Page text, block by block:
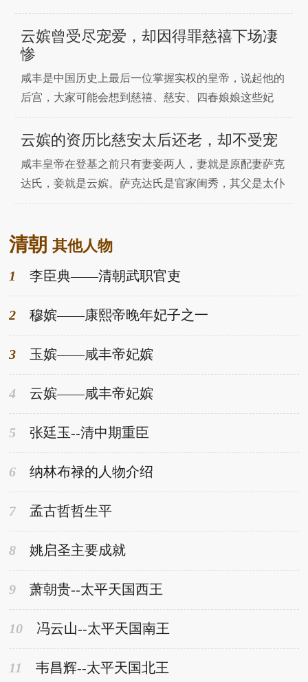
佛。两个皇帝，同治，光绪之死，多个妃子，光绪帝珍
妃，咸丰帝妃嫔，丽妃，云嫔等等妃嫔的死因都与慈禧
有着脱不开的关系，现在我们所讲之人，便是咸丰帝受
宠的嫔妾，被慈禧所害的云嫔。云嫔，为武佳氏，生年
不详。在咸丰
云嫔曾受尽宠爱，却因得罪慈禧下场凄
惨
咸丰是中国历史上最后一位掌握实权的皇帝，说起他的
后宫，大家可能会想到慈禧、慈安、四春娘娘这些妃
嫔。然而，我们却忽略了他最早的一个女人，她就是云
嫔武佳氏。通房丫鬟一般指的是古代地位最高的丫鬟，
云嫔的资历比慈安太后还老，却不受宠
咸丰皇帝在登基之前只有妻妾两人，妻就是原配妻萨克
达氏，妾就是云嫔。萨克达氏是官家闺秀，其父是太仆
寺少卿富泰。萨克达氏当了不到两年嫡福晋就病故了，
咸丰帝登基后，追封萨克达氏为皇后。萨克达氏的谥号
是萨克达氏
清朝其他人物
1 李臣典——清朝武职官吏
2 穆嫔——康熙帝晚年妃子之一
3 玉嫔——咸丰帝妃嫔
4 云嫔——咸丰帝妃嫔
5 张廷玉--清中期重臣
6 纳林布禄的人物介绍
7 孟古哲哲生平
8 姚启圣主要成就
9 萧朝贵--太平天国西王
10 冯云山--太平天国南王
11 韦昌辉--太平天国北王